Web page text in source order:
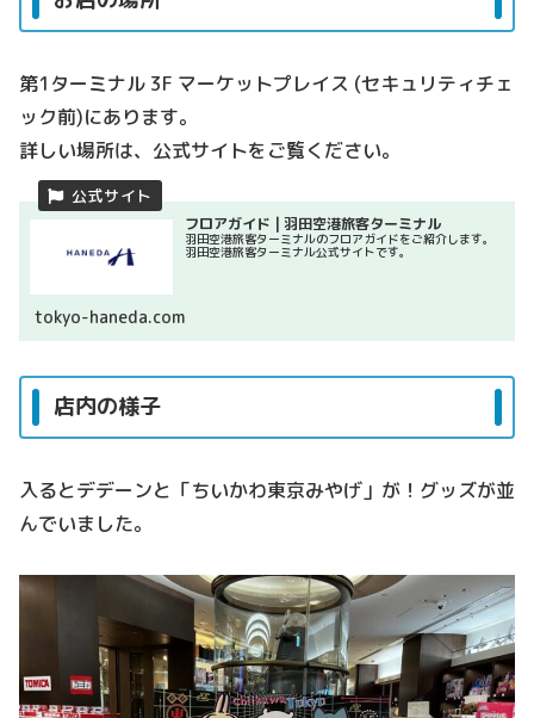
第1ターミナル 3F マーケットプレイス (セキュリティチェ
ック前)にあります。
詳しい場所は、公式サイトをご覧ください。
フロアガイド | 羽田空港旅客ターミナル
羽田空港旅客ターミナルのフロアガイドをご紹介します。
羽田空港旅客ターミナル公式サイトです。
tokyo-haneda.com
店内の様子
入るとデデーンと「ちいかわ東京みやげ」が！グッズが並
んでいました。